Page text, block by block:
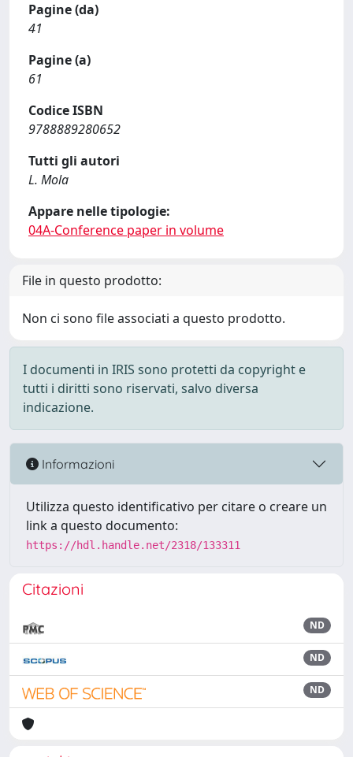
Pagine (da)
41
Pagine (a)
61
Codice ISBN
9788889280652
Tutti gli autori
L. Mola
Appare nelle tipologie:
04A-Conference paper in volume
File in questo prodotto:
Non ci sono file associati a questo prodotto.
I documenti in IRIS sono protetti da copyright e
tutti i diritti sono riservati, salvo diversa
indicazione.
Informazioni
Utilizza questo identificativo per citare o creare un
link a questo documento:
https://hdl.handle.net/2318/133311
Citazioni
ND
ND
ND